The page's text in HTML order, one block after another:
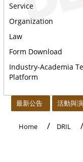
Service
Organization
Law
Form Download
Industry-Academia
Platform
最新公告 活動與
Home DRIL